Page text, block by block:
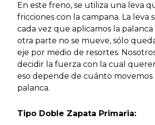
En este freno, se utiliza una leva
fricciones con la campana. La leva
cada vez que aplicamos la
otra parte no se mueve, sólo
eje por medio de resortes.
decidir la fuerza con la cual
eso depende de cuánto movemos
palanca.
Tipo Doble Zapata Primaria: